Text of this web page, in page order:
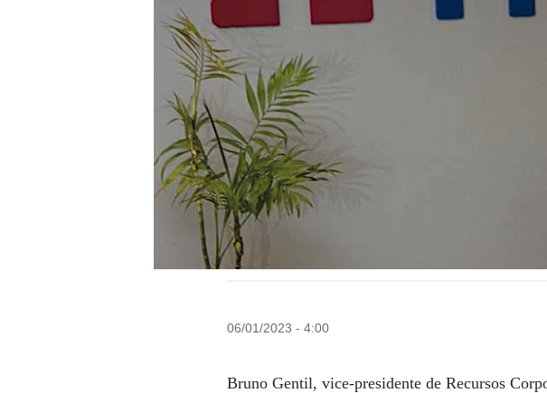
06/01/2023 - 4:00
Bruno Gentil, vice-presidente de Recursos